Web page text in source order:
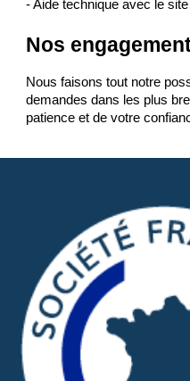
- Aide technique avec le site
Nos
Nous faisons tout notre
demandes dans les plus
patience et de votre